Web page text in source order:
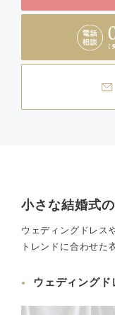
小さな結婚式
ウェディングドレス
トレンドに合わせた
ウェディングド